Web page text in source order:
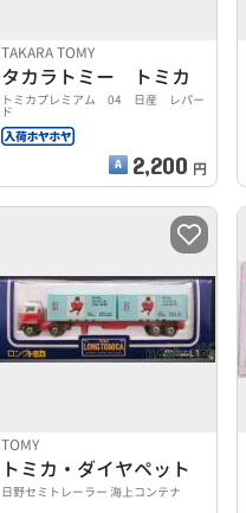
TAKARA TOMY
タカラトミー トミカ
トミカプレミアム 04 日産 レパー
ド
2,200 円
TOMY
トミカ・ダイヤペット
日野セミトレーラー 海上コンテナ